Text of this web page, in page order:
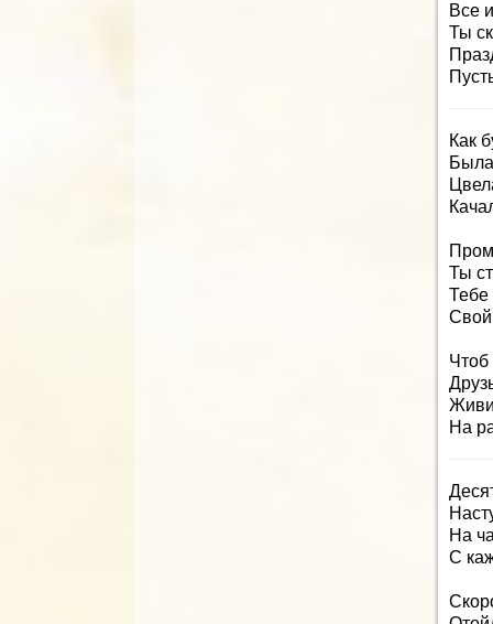
Все
Ты
Как
Ты
Тебе
Свой
Чтоб
Живи
На
На
С